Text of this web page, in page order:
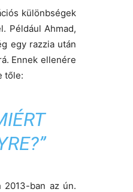
különbségek
Például Ahmad,
egy razzia után
Ennek ellenére
tőle:
2013-ban az ún.